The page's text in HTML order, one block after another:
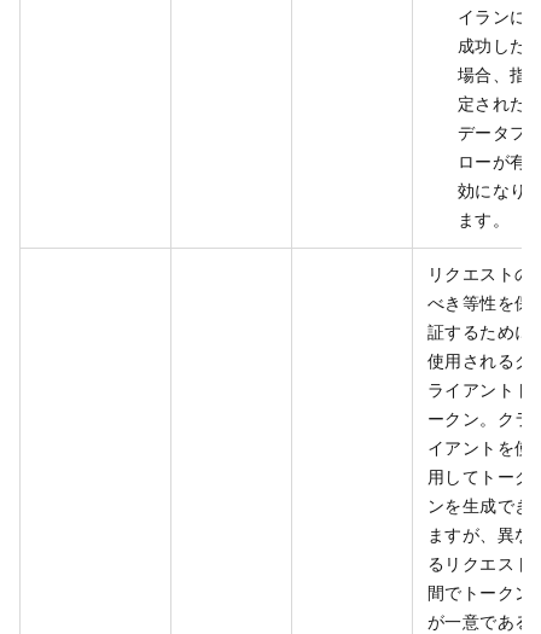
イランに
成功した
場合、指
定された
データフ
ローが有
効になり
ます。
リクエストの
べき等性を保
証するために
使用されるク
ライアントト
ークン。クラ
イアントを使
用してトーク
ンを生成でき
ますが、異な
るリクエスト
間でトークン
が一意である